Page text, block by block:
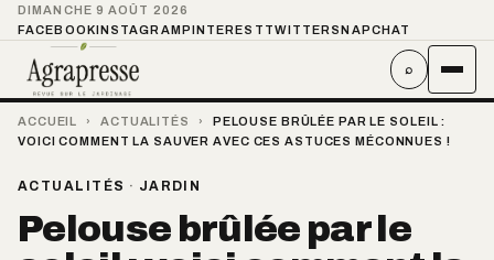
DIMANCHE 9 AOÛT 2026
FACEBOOKINSTAGRAMPINTEREST TWITTER SNAPCHAT
⌕
ACCUEIL › ACTUALITÉS ›
PELOUSE BRÛLÉE PAR LE SOLEIL :
VOICI COMMENT LA SAUVER AVEC CES ASTUCES MÉCONNUES !
ACTUALITÉS · JARDIN
Pelouse brûlée par le